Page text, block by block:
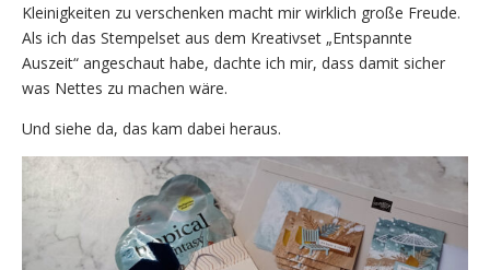
Kleinigkeiten zu verschenken macht mir wirklich große Freude.
Als ich das Stempelset aus dem Kreativset „Entspannte
Auszeit“ angeschaut habe, dachte ich mir, dass damit sicher
was Nettes zu machen wäre.
Und siehe da, das kam dabei heraus.